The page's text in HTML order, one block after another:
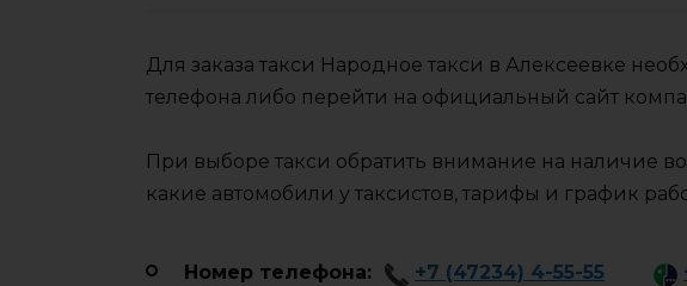
Для заказа такси Народное такси в Алексеевке
телефона либо перейти на официальный сайт
При выборе такси обратить внимание на наличие
какие автомобили у таксистов, тарифы и график
Номер телефона: +7 (47234) 4-55-55